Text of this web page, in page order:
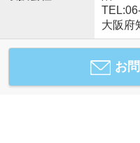
大阪府
お